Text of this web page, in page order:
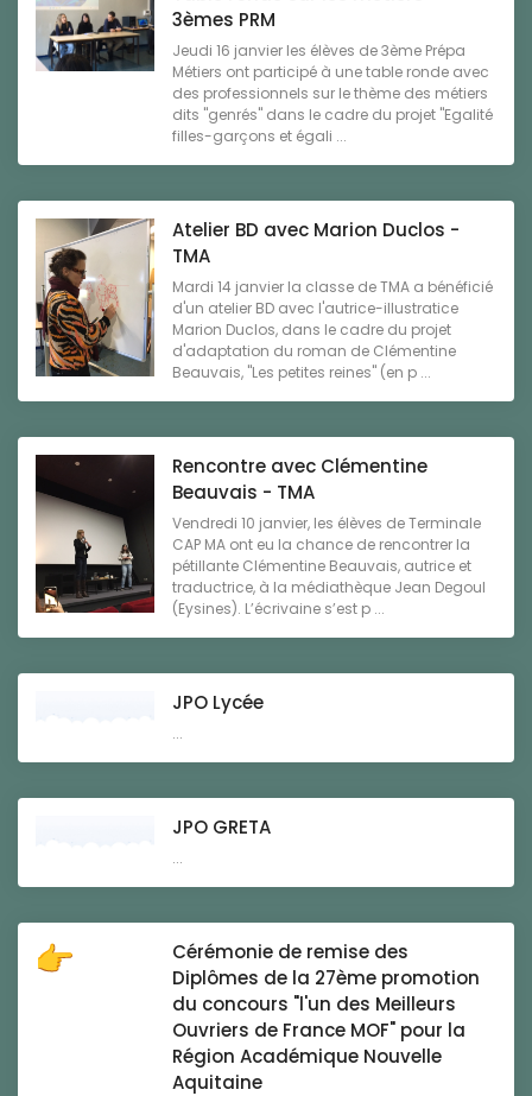
3èmes PRM
Jeudi 16 janvier les élèves de 3ème Prépa
Métiers ont participé à une table ronde avec
des professionnels sur le thème des métiers
dits "genrés" dans le cadre du projet "Egalité
filles-garçons et égali ...
Atelier BD avec Marion Duclos -
TMA
Mardi 14 janvier la classe de TMA a bénéficié
d'un atelier BD avec l'autrice-illustratice
Marion Duclos, dans le cadre du projet
d'adaptation du roman de Clémentine
Beauvais, "Les petites reines" (en p ...
Rencontre avec Clémentine
Beauvais - TMA
Vendredi 10 janvier, les élèves de Terminale
CAP MA ont eu la chance de rencontrer la
pétillante Clémentine Beauvais, autrice et
traductrice, à la médiathèque Jean Degoul
(Eysines). L’écrivaine s’est p ...
JPO Lycée
...
JPO GRETA
...
Cérémonie de remise des
Diplômes de la 27ème promotion
du concours "l'un des Meilleurs
Ouvriers de France MOF" pour la
Région Académique Nouvelle
Aquitaine